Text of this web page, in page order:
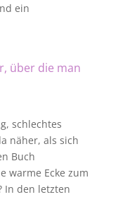
ein
über die man
schlechtes
näher, als sich
Buch
warme Ecke zum
In den letzten